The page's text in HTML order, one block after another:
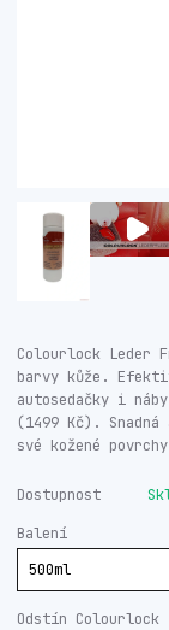
Colourlock Leder
barvy kůže.
autosedačky i
(1499 Kč).
své kožené
Dostupnost
Balení
Odstín Colourlock